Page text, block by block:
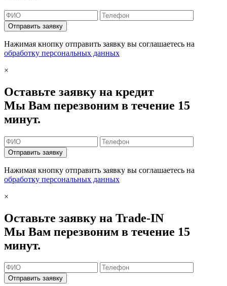
Отправить заявку
Нажимая кнопку отправить заявку вы соглашаетесь на
обработку персональных данных
×
Оставьте заявку на кредит
Мы Вам перезвоним в течение 15
минут.
Отправить заявку
Нажимая кнопку отправить заявку вы соглашаетесь на
обработку персональных данных
×
Оставьте заявку на Trade-IN
Мы Вам перезвоним в течение 15
минут.
Отправить заявку